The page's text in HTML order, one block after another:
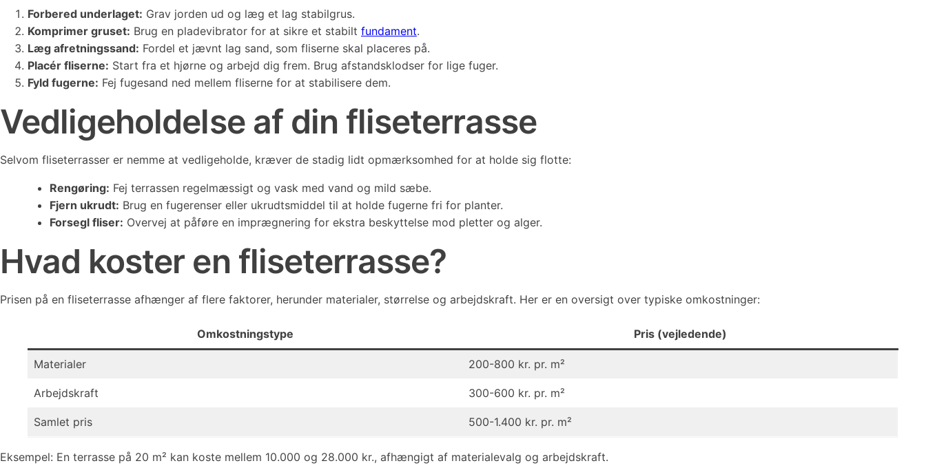
Forbered underlaget: Grav jorden ud og læg et lag stabilgrus.
Komprimer gruset: Brug en pladevibrator for at sikre et stabilt fundament.
Læg afretningssand: Fordel et jævnt lag sand, som fliserne skal placeres på.
Placér fliserne: Start fra et hjørne og arbejd dig frem. Brug afstandsklodser for lige fuger.
Fyld fugerne: Fej fugesand ned mellem fliserne for at stabilisere dem.
Vedligeholdelse af din fliseterrasse
Selvom fliseterrasser er nemme at vedligeholde, kræver de stadig lidt opmærksomhed for at holde sig flotte:
Rengøring: Fej terrassen regelmæssigt og vask med vand og mild sæbe.
Fjern ukrudt: Brug en fugerenser eller ukrudtsmiddel til at holde fugerne fri for planter.
Forsegl fliser: Overvej at påføre en imprægnering for ekstra beskyttelse mod pletter og alger.
Hvad koster en fliseterrasse?
Prisen på en fliseterrasse afhænger af flere faktorer, herunder materialer, størrelse og arbejdskraft. Her er en oversigt over typiske omkostninger:
Omkostningstype Pris (vejledende)
Materialer 200-800 kr. pr. m²
Arbejdskraft 300-600 kr. pr. m²
Samlet pris 500-1.400 kr. pr. m²
Eksempel: En terrasse på 20 m² kan koste mellem 10.000 og 28.000 kr., afhængigt af materialevalg og arbejdskraft.